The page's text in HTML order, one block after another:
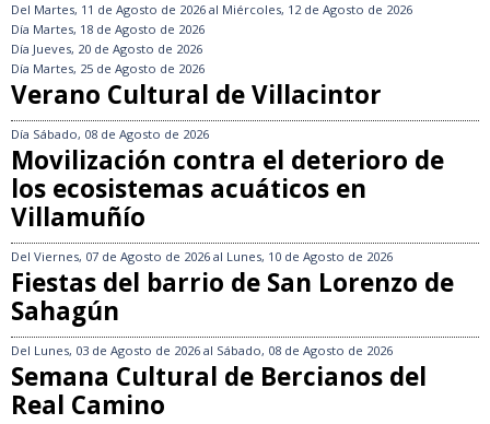
Del Martes, 11 de Agosto de 2026 al Miércoles, 12 de Agosto de 2026
Día Martes, 18 de Agosto de 2026
Día Jueves, 20 de Agosto de 2026
Día Martes, 25 de Agosto de 2026
Verano Cultural de Villacintor
Día Sábado, 08 de Agosto de 2026
Movilización contra el deterioro de
los ecosistemas acuáticos en
Villamuñío
Del Viernes, 07 de Agosto de 2026 al Lunes, 10 de Agosto de 2026
Fiestas del barrio de San Lorenzo de
Sahagún
Del Lunes, 03 de Agosto de 2026 al Sábado, 08 de Agosto de 2026
Semana Cultural de Bercianos del
Real Camino